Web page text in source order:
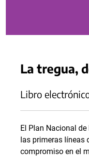
La tregua,
Libro
El Plan Nacional
las primeras líneas
compromiso en el